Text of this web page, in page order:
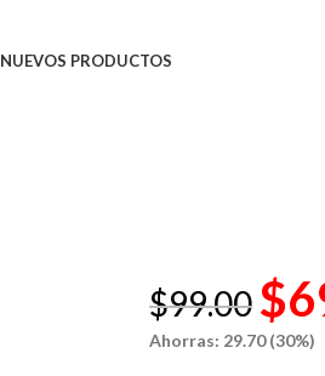
NUEVOS PRODUCTOS
$99.00 $
Ahorras: 29.70 (30%)